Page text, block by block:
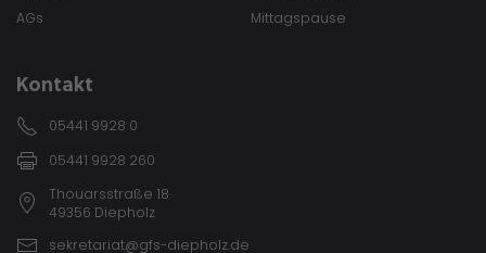
AGs
Mittagspause
Kontakt
05441 9928 0
05441 9928 260
Thouarsstraße 18
49356 Diepholz
sekretariat@gfs-diepholz.de